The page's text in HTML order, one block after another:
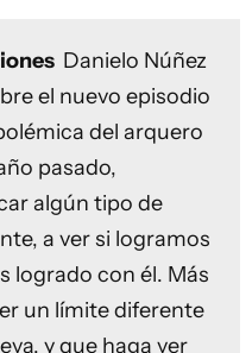
Danielo Núñez
el nuevo episodio
del arquero
pasado,
algún tipo de
a ver si logramos
logrado con él. Más
un límite diferente
y que haga ver